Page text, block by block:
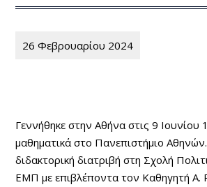
26 Φεβρουαρίου 2024
Γεννήθηκε στην Αθήνα στις 9
μαθηματικά στο Πανεπιστήμιο
διδακτορική διατριβή στη Σχολή
ΕΜΠ με επιβλέποντα τον Καθηγητή Α.